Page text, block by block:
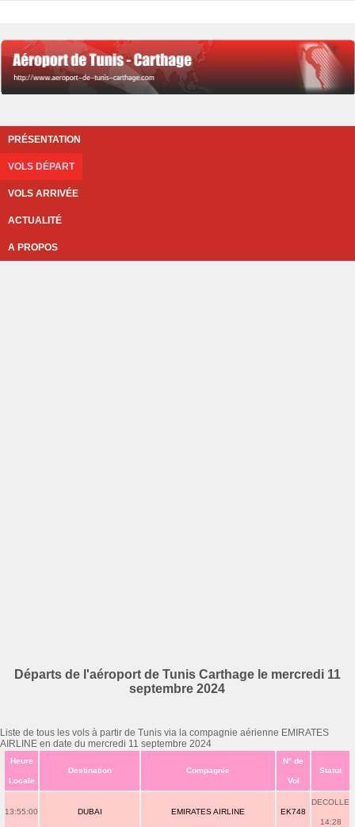
PRÉSENTATION
VOLS DÉPART
VOLS ARRIVÉE
ACTUALITÉ
A PROPOS
Départs de l'aéroport de Tunis Carthage le mercredi 11
septembre 2024
Liste de tous les vols à partir de Tunis via la compagnie aérienne EMIRATES
AIRLINE en date du mercredi 11 septembre 2024
Heure
Locale
Destination Compagnie
N° de
Vol
Statut
13:55:00 DUBAI EMIRATES AIRLINE EK748
DECOLLE
14:28